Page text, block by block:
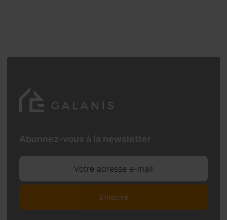
Abonnez-vous à la newsletter
Votre adresse e-mail
S'inscrire